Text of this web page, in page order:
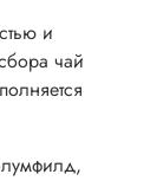
и
чай